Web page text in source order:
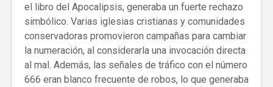
el libro del Apocalipsis, generaba un fuerte rechazo
simbólico. Varias iglesias cristianas y comunidades
conservadoras promovieron campañas para cambiar
la numeración, al considerarla una invocación directa
al mal. Además, las señales de tráfico con el número
666 eran blanco frecuente de robos, lo que generaba